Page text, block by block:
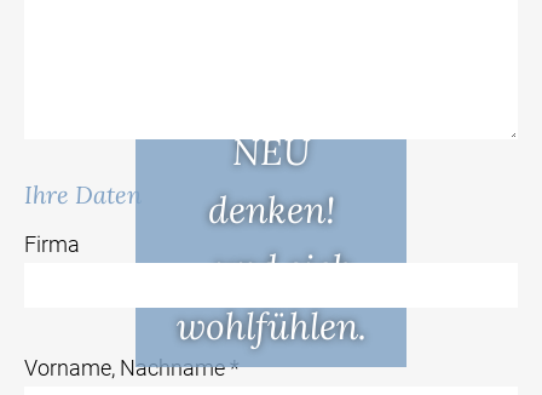
NEU
denken!
...und sich
wohlfühlen.
Ihre Daten
Firma
Vorname, Nachname *